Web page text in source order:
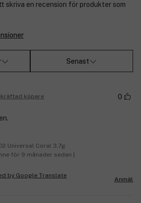
skriva en recension för produkter som
Senast
köpare 0
Universal Coral 3,7g
för 9 månader sedan |
Anmäl